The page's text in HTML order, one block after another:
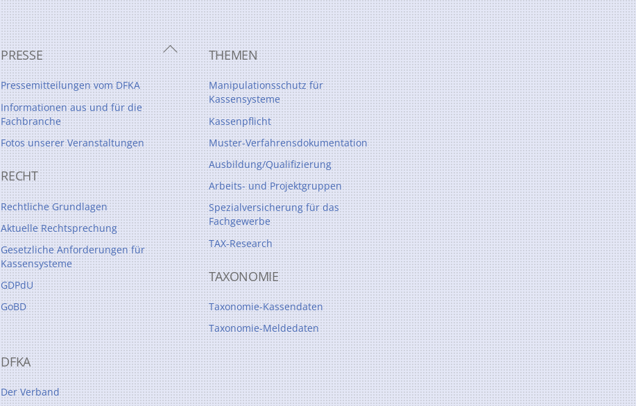
Back
To
Top
PRESSE
Pressemitteilungen vom DFKA
Informationen aus und für die
Fachbranche
Fotos unserer Veranstaltungen
RECHT
Rechtliche Grundlagen
Aktuelle Rechtsprechung
Gesetzliche Anforderungen für
Kassensysteme
GDPdU
GoBD
THEMEN
Manipulationsschutz für
Kassensysteme
Kassenpflicht
Muster-Verfahrensdokumentation
Ausbildung/Qualifizierung
Arbeits- und Projektgruppen
Spezialversicherung für das
Fachgewerbe
TAX-Research
TAXONOMIE
Taxonomie-Kassendaten
Taxonomie-Meldedaten
DFKA
Der Verband